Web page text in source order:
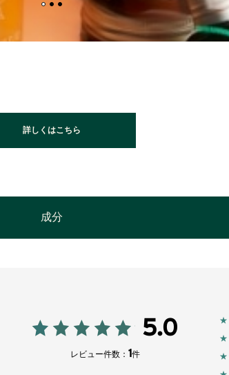
詳しくはこちら
成分
5.0
レビュー件数： 1件
★
★
★